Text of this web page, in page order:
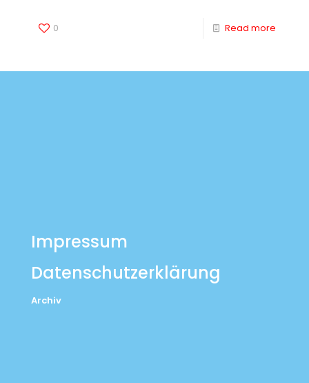
0 Read more
Impressum
Datenschutzerklärung
Archiv